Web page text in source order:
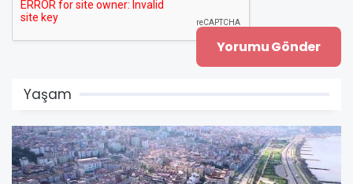
Yaşam